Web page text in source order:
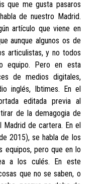
que me gusta pasaros
de nuestro Madrid.
artículo que viene en
aunque algunos os de
articulistas, y no todos
equipo. Pero en esta
de medios digitales,
inglés, Ibtimes. En el
editada previa al
de la demagogia de
de cartera. En el
2015), se habla de los
equipos, pero que en lo
a los culés. En este
que no se saben, o